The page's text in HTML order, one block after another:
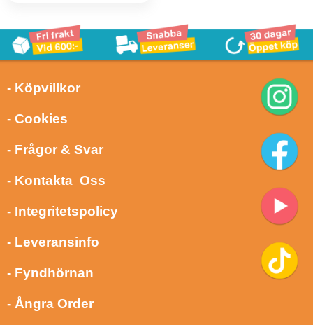
- Köpvillkor
- Cookies
- Frågor & Svar
- Kontakta Oss
- Integritetspolicy
- Leveransinfo
- Fyndhörnan
- Ångra Order